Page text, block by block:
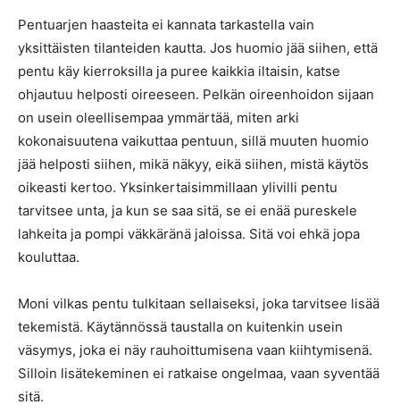
Pentuarjen haasteita ei kannata tarkastella vain
yksittäisten tilanteiden kautta. Jos huomio jää siihen, että
pentu käy kierroksilla ja puree kaikkia iltaisin, katse
ohjautuu helposti oireeseen. Pelkän oireenhoidon sijaan
on usein oleellisempaa ymmärtää, miten arki
kokonaisuutena vaikuttaa pentuun, sillä muuten huomio
jää helposti siihen, mikä näkyy, eikä siihen, mistä käytös
oikeasti kertoo. Yksinkertaisimmillaan ylivilli pentu
tarvitsee unta, ja kun se saa sitä, se ei enää pureskele
lahkeita ja pompi väkkäränä jaloissa. Sitä voi ehkä jopa
kouluttaa.
Moni vilkas pentu tulkitaan sellaiseksi, joka tarvitsee lisää
tekemistä. Käytännössä taustalla on kuitenkin usein
väsymys, joka ei näy rauhoittumisena vaan kiihtymisenä.
Silloin lisätekeminen ei ratkaise ongelmaa, vaan syventää
sitä.